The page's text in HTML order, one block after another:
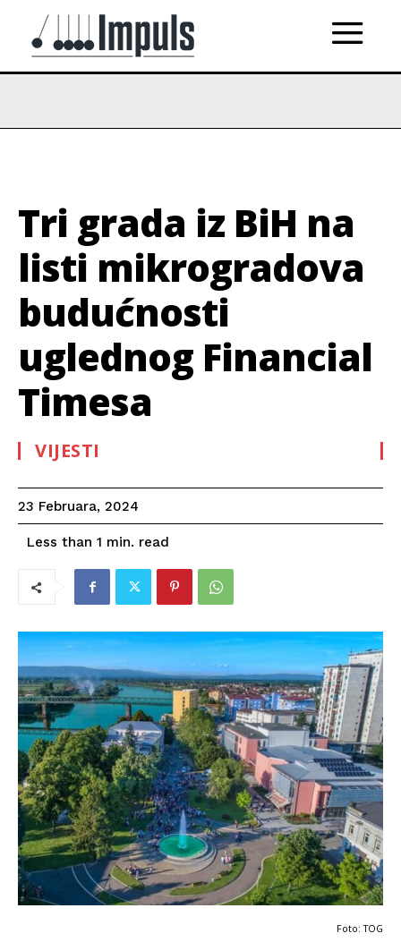
Tri grada iz BiH na
listi mikrogradova
budućnosti
uglednog Financial
Timesa
VIJESTI
23 Februara, 2024
Less than 1 min. read
Foto: TOG